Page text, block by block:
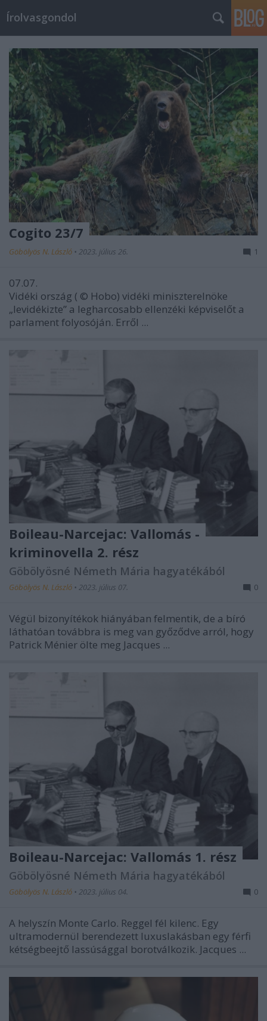
Írolvasgondol
Cogito 23/7
Göbölyös N. László • 2023. július 26. 1
07.07.
Vidéki ország ( © Hobo) vidéki miniszterelnöke
„levidékizte” a legharcosabb ellenzéki képviselőt a
parlament folyosóján. Erről ...
Boileau-Narcejac: Vallomás -
kriminovella 2. rész
Göbölyösné Németh Mária hagyatékából
Göbölyös N. László • 2023. július 07. 0
Végül bizonyítékok hiányában felmentik, de a bíró
láthatóan továbbra is meg van győződve arról, hogy
Patrick Ménier ölte meg Jacques ...
Boileau-Narcejac: Vallomás 1. rész
Göbölyösné Németh Mária hagyatékából
Göbölyös N. László • 2023. július 04. 0
A helyszín Monte Carlo. Reggel fél kilenc. Egy
ultramodernül berendezett luxuslakásban egy férfi
kétségbeejtő lassúsággal borotválkozik. Jacques ...